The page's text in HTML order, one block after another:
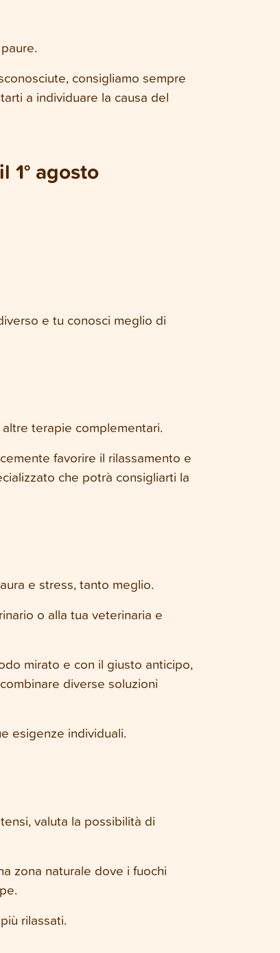
consigliamo sempre
a individuare la causa del
1° agosto
e tu conosci meglio di
terapie complementari.
favorire il rilassamento e
che potrà consigliarti la
e stress, tanto meglio.
o alla tua veterinaria e
mirato e con il giusto anticipo,
diverse soluzioni
esigenze individuali.
valuta la possibilità di
zona naturale dove i fuochi
rilassati.